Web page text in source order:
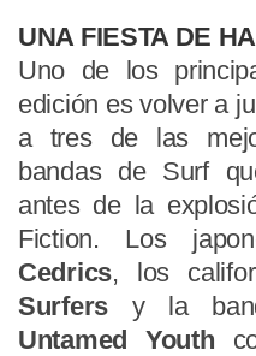
UNA FIESTA DE
Uno de los
edición es volver a
a tres de las
bandas de Surf
antes de la
Fiction. Los
Cedrics, los
Surfersy la
Untamed Youth